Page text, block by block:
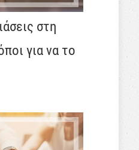
στη
για να το